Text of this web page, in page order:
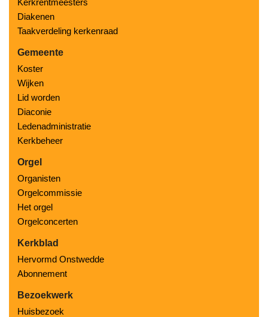
Diakenen
Taakverdeling kerkenraad
Gemeente
Koster
Wijken
Lid worden
Diaconie
Ledenadministratie
Kerkbeheer
Orgel
Organisten
Orgelcommissie
Het orgel
Orgelconcerten
Kerkblad
Hervormd Onstwedde
Abonnement
Bezoekwerk
Huisbezoek